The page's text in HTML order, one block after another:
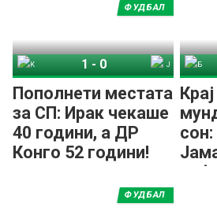
Пополнети местата
за СП: Ирак чекаше
40 години, а ДР
Конго 52 години!
ФУДБАЛ
1 - 0
сон:
и
ФУДБАЛ